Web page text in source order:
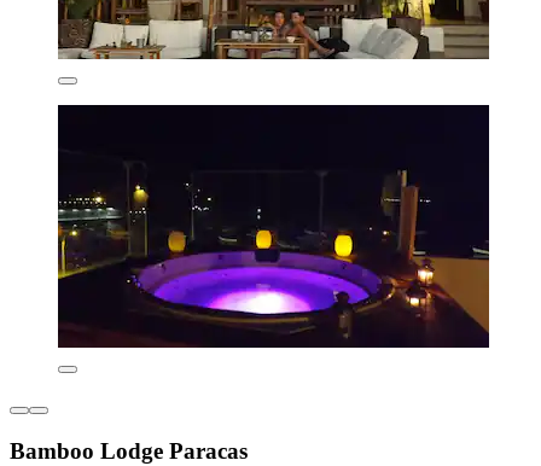
Bamboo Lodge Paracas